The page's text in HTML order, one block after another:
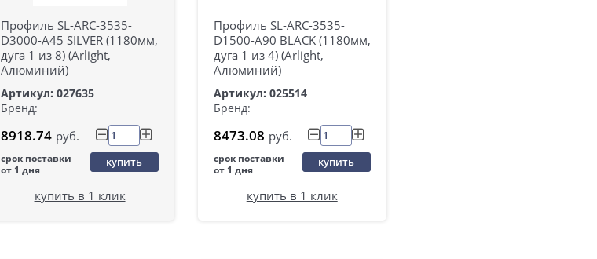
Профиль SL-ARC-3535-
D3000-A45 SILVER (1180мм,
дуга 1 из 8) (Arlight,
Алюминий)
Артикул: 027635
Бренд:
8918.74 руб.
срок поставки
от 1 дня
купить
купить в 1 клик
Профиль SL-ARC-3535-
D1500-A90 BLACK (1180мм,
дуга 1 из 4) (Arlight,
Алюминий)
Артикул: 025514
Бренд:
8473.08 руб.
срок поставки
от 1 дня
купить
купить в 1 клик